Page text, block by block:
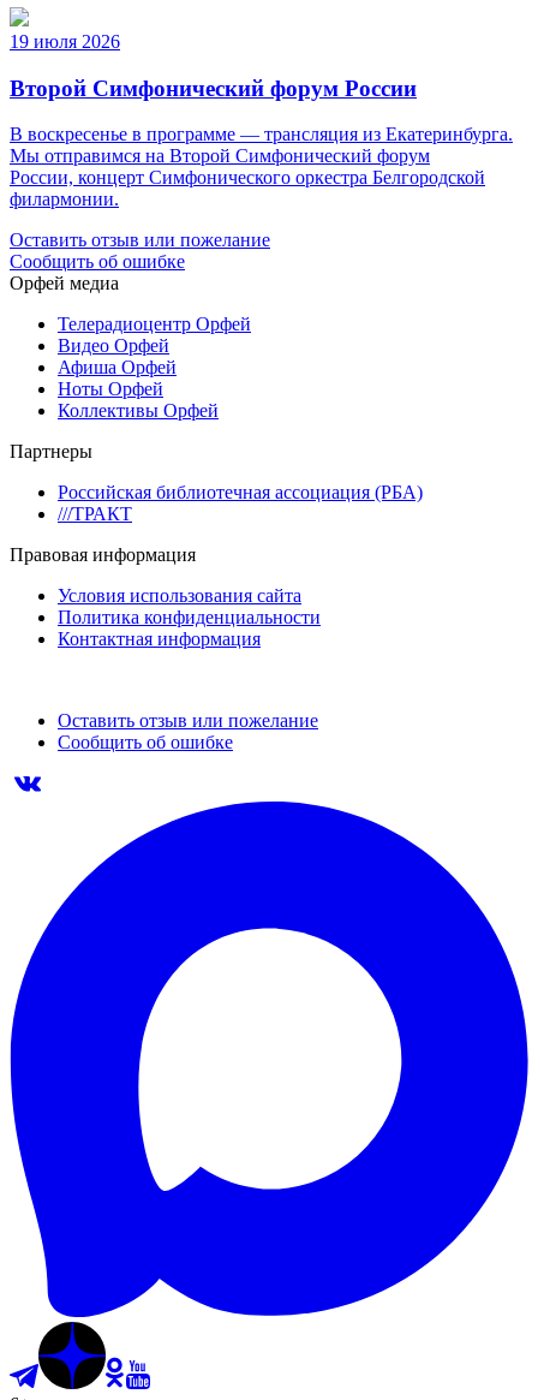
19 июля 2026
Второй Симфонический форум России
В воскресенье в программе — трансляция из Екатеринбурга.
Мы отправимся на Второй Симфонический форум
России, концерт Симфонического оркестра Белгородской
филармонии.
Оставить отзыв или пожелание
Сообщить об ошибке
Орфей медиа
Телерадиоцентр Орфей
Видео Орфей
Афиша Орфей
Ноты Орфей
Коллективы Орфей
Партнеры
Российская библиотечная ассоциация (РБА)
///ТРАКТ
Правовая информация
Условия использования сайта
Политика конфиденциальности
Контактная информация
Оставить отзыв или пожелание
Сообщить об ошибке